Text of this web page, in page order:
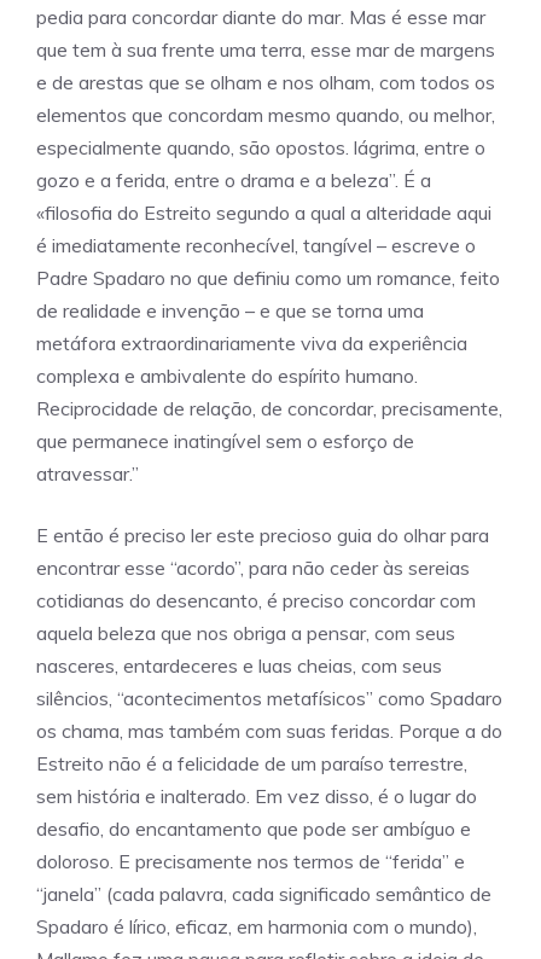
pedia para concordar diante do mar. Mas é esse mar
que tem à sua frente uma terra, esse mar de margens
e de arestas que se olham e nos olham, com todos os
elementos que concordam mesmo quando, ou melhor,
especialmente quando, são opostos. lágrima, entre o
gozo e a ferida, entre o drama e a beleza”. É a
«filosofia do Estreito segundo a qual a alteridade aqui
é imediatamente reconhecível, tangível – escreve o
Padre Spadaro no que definiu como um romance, feito
de realidade e invenção – e que se torna uma
metáfora extraordinariamente viva da experiência
complexa e ambivalente do espírito humano.
Reciprocidade de relação, de concordar, precisamente,
que permanece inatingível sem o esforço de
atravessar.”
E então é preciso ler este precioso guia do olhar para
encontrar esse “acordo”, para não ceder às sereias
cotidianas do desencanto, é preciso concordar com
aquela beleza que nos obriga a pensar, com seus
nasceres, entardeceres e luas cheias, com seus
silêncios, “acontecimentos metafísicos” como Spadaro
os chama, mas também com suas feridas. Porque a do
Estreito não é a felicidade de um paraíso terrestre,
sem história e inalterado. Em vez disso, é o lugar do
desafio, do encantamento que pode ser ambíguo e
doloroso. E precisamente nos termos de “ferida” e
“janela” (cada palavra, cada significado semântico de
Spadaro é lírico, eficaz, em harmonia com o mundo),